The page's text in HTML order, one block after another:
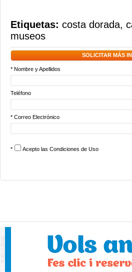
Etiquetas: costa dorada,
museos
SOLICITAR MÁS
* Nombre y Apellidos
Teléfono
* Correo Electrónico
* Acepto las Condiciones de Uso